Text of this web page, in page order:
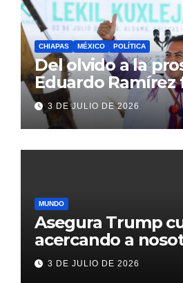
CHIAPAS MÉXICO POLÍTICA
Del olvido a la
Eduardo Ramírez
transformación de
con inversión
3 DE JULIO DE 2026
MUNDO
Asegura Trump
acercando a
3 DE JULIO DE 2026